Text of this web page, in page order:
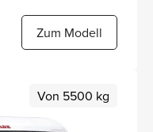
Zum Modell
Von 5500 kg